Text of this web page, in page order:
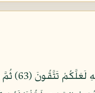
وَإِذْ أَخَذْنَا